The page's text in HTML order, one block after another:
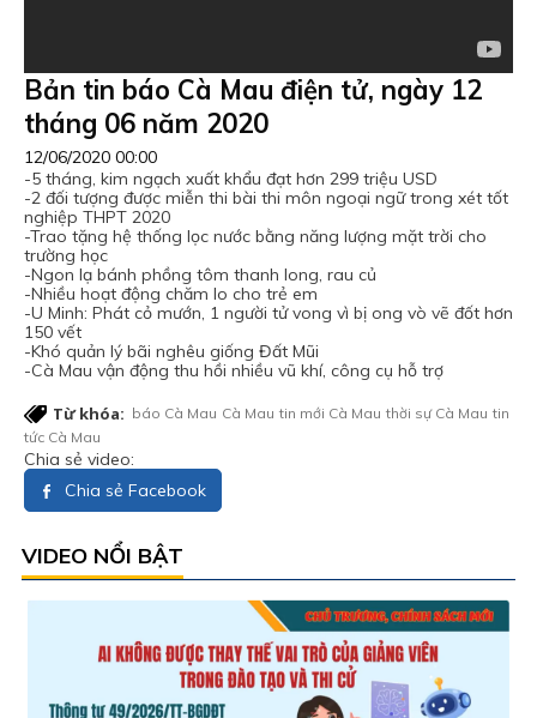
Bản tin báo Cà Mau điện tử, ngày 12
tháng 06 năm 2020
12/06/2020 00:00
-5 tháng, kim ngạch xuất khẩu đạt hơn 299 triệu USD
-2 đối tượng được miễn thi bài thi môn ngoại ngữ trong xét tốt
nghiệp THPT 2020
-Trao tặng hệ thống lọc nước bằng năng lượng mặt trời cho
trường học
-Ngon lạ bánh phồng tôm thanh long, rau củ
-Nhiều hoạt động chăm lo cho trẻ em
-U Minh: Phát cỏ mướn, 1 người tử vong vì bị ong vò vẽ đốt hơn
150 vết
-Khó quản lý bãi nghêu giống Đất Mũi
-Cà Mau vận động thu hồi nhiều vũ khí, công cụ hỗ trợ
Từ khóa: báo Cà Mau Cà Mau tin mới Cà Mau thời sự Cà Mau tin
tức Cà Mau
Chia sẻ video:
Chia sẻ Facebook
VIDEO NỔI BẬT